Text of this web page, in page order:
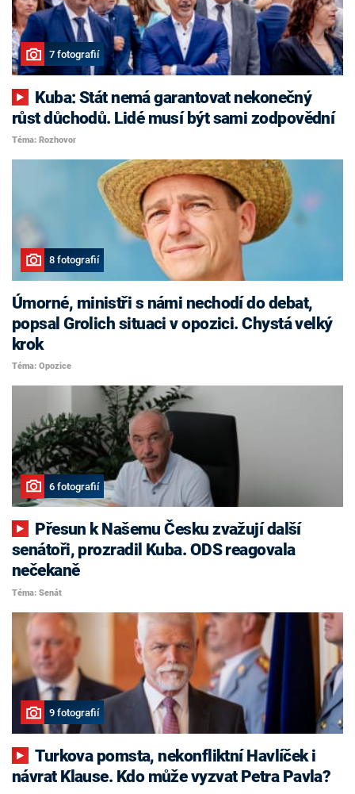
7 fotografií
růst důchodů. Lidé musí být sami zodpovědní
Téma: Rozhovor
8 fotografií
Úmorné, ministři s námi nechodí do debat,
popsal Grolich situaci v opozici. Chystá velký
krok
Téma: Opozice
6 fotografií
senátoři, prozradil Kuba. ODS reagovala
nečekaně
Téma: Senát
9 fotografií
Turkova pomsta, nekonfliktní Havlíček i
návrat Klause. Kdo může vyzvat Petra Pavla?